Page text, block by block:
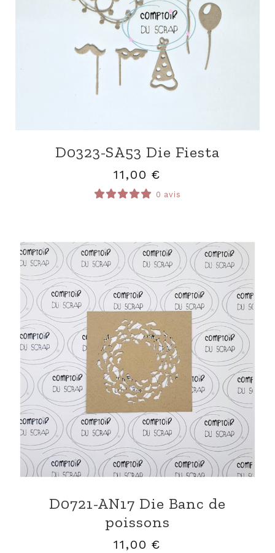
D0323-SA53 Die Fiesta
11,00 €
0 avis
D0721-AN17 Die Banc de
poissons
11,00 €